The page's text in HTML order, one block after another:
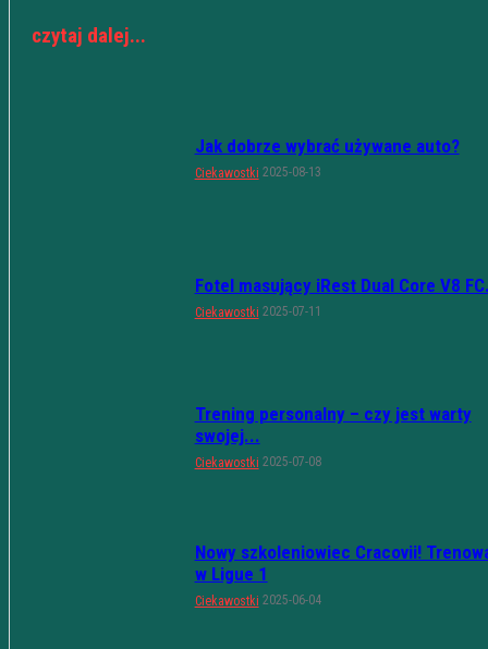
czytaj dalej...
Jak dobrze wybrać używane auto?
Ciekawostki 2025-08-13
Fotel masujący iRest Dual Core V8
Ciekawostki 2025-07-11
Trening personalny – czy jest warty
swojej...
Ciekawostki 2025-07-08
Nowy szkoleniowiec Cracovii!
w Ligue 1
Ciekawostki 2025-06-04